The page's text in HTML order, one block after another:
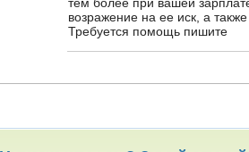
возражение на ее иск, а также
Требуется помощь пишите